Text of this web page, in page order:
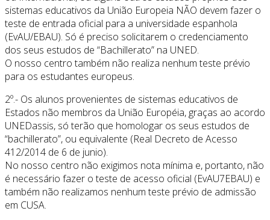
sistemas educativos da União Europeia NÃO devem fazer o
teste de entrada oficial para a universidade espanhola
(EvAU/EBAU). Só é preciso solicitarem o credenciamento
dos seus estudos de “Bachillerato” na UNED.
O nosso centro também não realiza nenhum teste prévio
para os estudantes europeus.
2º.- Os alunos provenientes de sistemas educativos de
Estados não membros da União Européia, graças ao acordo
UNEDassis, só terão que homologar os seus estudos de
“bachillerato”, ou equivalente (Real Decreto de Acesso
412/2014 de 6 de junio).
No nosso centro não exigimos nota mínima e, portanto, não
é necessário fazer o teste de acesso oficial (EvAU7EBAU) e
também não realizamos nenhum teste prévio de admissão
em CUSA.